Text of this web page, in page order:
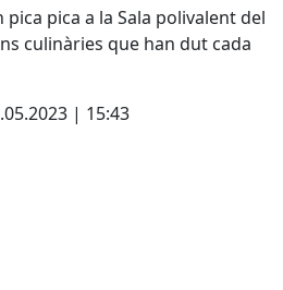
pica a la Sala polivalent del
culinàries que han dut cada
| 15:43